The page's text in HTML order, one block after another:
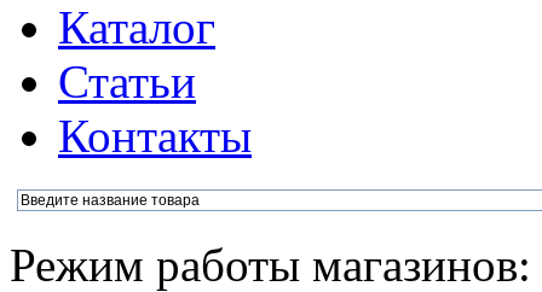
Каталог
Статьи
Контакты
Режим работы магазинов: